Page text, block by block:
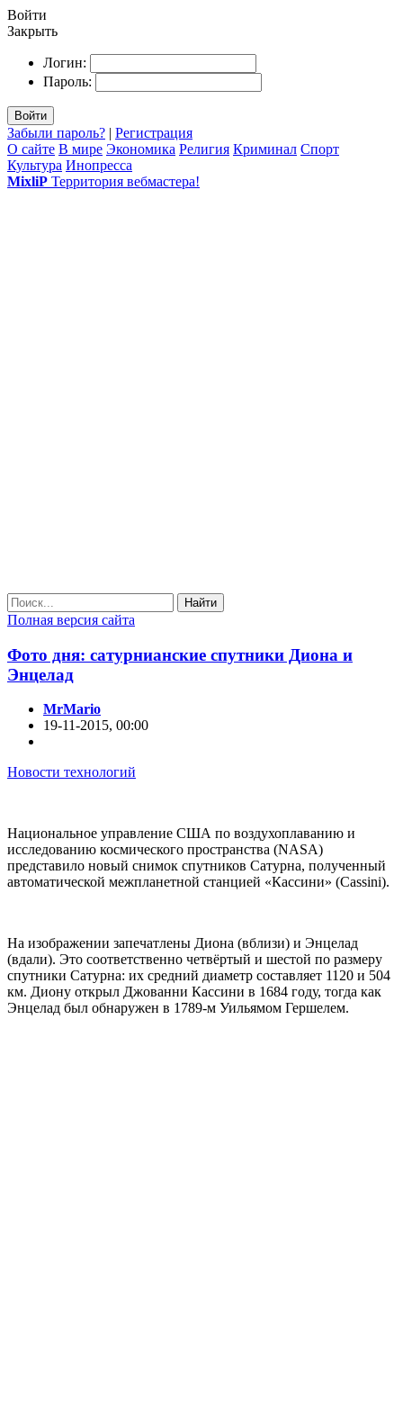
Войти
Закрыть
Логин:
Пароль:
Войти
Забыли пароль? | Регистрация
О сайте В мире Экономика Религия Криминал Спорт
Культура Инопресса
MixliP Территория вебмастера!
Найти
Полная версия сайта
Фото дня: сатурнианские спутники Диона и
Энцелад
MrMario
19-11-2015, 00:00
Новости технологий
Национальное управление США по воздухоплаванию и
исследованию космического пространства (NASA)
представило новый снимок спутников Сатурна, полученный
автоматической межпланетной станцией «Кассини» (Cassini).
На изображении запечатлены Диона (вблизи) и Энцелад
(вдали). Это соответственно четвёртый и шестой по размеру
спутники Сатурна: их средний диаметр составляет 1120 и 504
км. Диону открыл Джованни Кассини в 1684 году, тогда как
Энцелад был обнаружен в 1789-м Уильямом Гершелем.